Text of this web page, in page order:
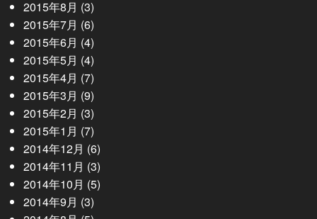
2015年8月 (3)
2015年7月 (6)
2015年6月 (4)
2015年5月 (4)
2015年4月 (7)
2015年3月 (9)
2015年2月 (3)
2015年1月 (7)
2014年12月 (6)
2014年11月 (3)
2014年10月 (5)
2014年9月 (3)